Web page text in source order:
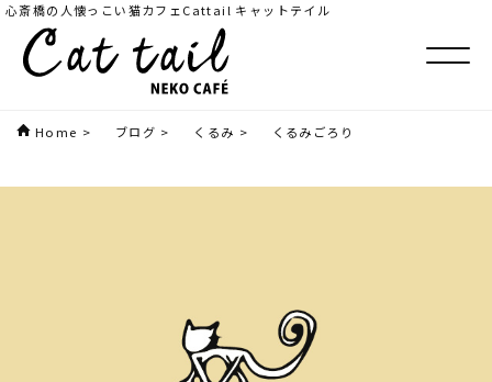
心斎橋の人懐っこい猫カフェCattail キャットテイル
Home > ブログ > くるみ > くるみごろり